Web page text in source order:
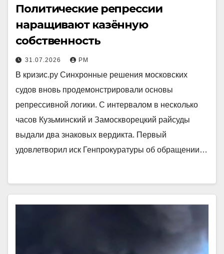
Политические репрессии
наращивают казённую
собственность
31.07.2026 РМ
В кризис.ру Синхронные решения московских
судов вновь продемонстрировали основы
репрессивной логики. С интервалом в несколько
часов Кузьминский и Замоскворецкий райсуды
выдали два знаковых вердикта. Первый
удовлетворил иск Генпрокуратуры об обращении…